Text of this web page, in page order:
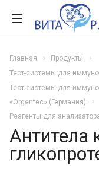
Главная
Продукты
Тест-системы для
Тест-системы для
«Orgentec» (Германия)
Реагенты для
Aнтитела